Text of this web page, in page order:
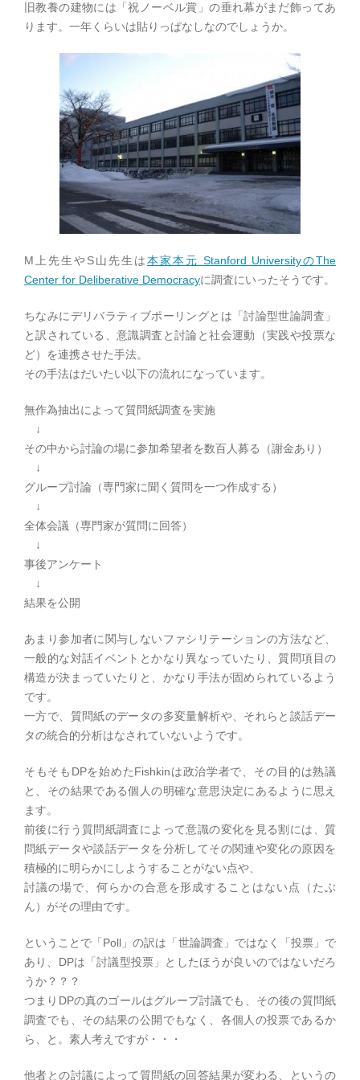
旧教養の建物には「祝ノーベル賞」の垂れ幕がまだ飾ってあ
ります。一年くらいは貼りっぱなしなのでしょうか。
M上先生やS山先生は本家本元 Stanford UniversityのThe
Center for Deliberative Democracyに調査にいったそうです。
ちなみにデリバラティブポーリングとは「討論型世論調査」
と訳されている、意識調査と討論と社会運動（実践や投票な
ど）を連携させた手法。
その手法はだいたい以下の流れになっています。
無作為抽出によって質問紙調査を実施
↓
その中から討論の場に参加希望者を数百人募る（謝金あり）
↓
グループ討論（専門家に聞く質問を一つ作成する）
↓
全体会議（専門家が質問に回答）
↓
事後アンケート
↓
結果を公開
あまり参加者に関与しないファシリテーションの方法など、
一般的な対話イベントとかなり異なっていたり、質問項目の
構造が決まっていたりと、かなり手法が固められているよう
です。
一方で、質問紙のデータの多変量解析や、それらと談話デー
タの統合的分析はなされていないようです。
そもそもDPを始めたFishkinは政治学者で、その目的は熟議
と、その結果である個人の明確な意思決定にあるように思え
ます。
前後に行う質問紙調査によって意識の変化を見る割には、質
問紙データや談話データを分析してその関連や変化の原因を
積極的に明らかにしようすることがない点や、
討議の場で、何らかの合意を形成することはない点（たぶ
ん）がその理由です。
ということで「Poll」の訳は「世論調査」ではなく「投票」で
あり、DPは「討議型投票」としたほうが良いのではないだろ
うか？？？
つまりDPの真のゴールはグループ討議でも、その後の質問紙
調査でも、その結果の公開でもなく、各個人の投票であるか
ら、と。素人考えですが・・・
他者との討議によって質問紙の回答結果が変わる、というの